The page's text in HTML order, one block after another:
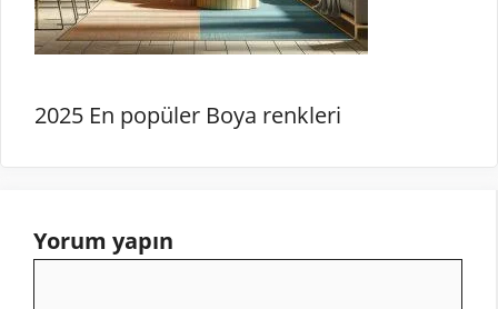
2025 En popüler Boya renkleri
Yorum yapın